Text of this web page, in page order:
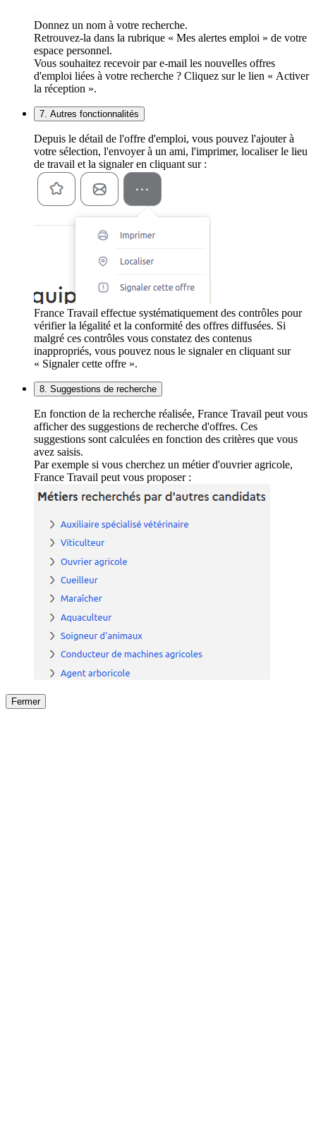
Donnez un nom à votre recherche.
Retrouvez-la dans la rubrique « Mes alertes emploi » de votre
espace personnel.
Vous souhaitez recevoir par e-mail les nouvelles offres
d'emploi liées à votre recherche ? Cliquez sur le lien « Activer
la réception ».
7. Autres fonctionnalités
Depuis le détail de l'offre d'emploi, vous pouvez l'ajouter à
votre sélection, l'envoyer à un ami, l'imprimer, localiser le lieu
de travail et la signaler en cliquant sur :
France Travail effectue systématiquement des contrôles pour
vérifier la légalité et la conformité des offres diffusées. Si
malgré ces contrôles vous constatez des contenus
inappropriés, vous pouvez nous le signaler en cliquant sur
« Signaler cette offre ».
8. Suggestions de recherche
En fonction de la recherche réalisée, France Travail peut vous
afficher des suggestions de recherche d'offres. Ces
suggestions sont calculées en fonction des critères que vous
avez saisis.
Par exemple si vous cherchez un métier d'ouvrier agricole,
France Travail peut vous proposer :
Fermer